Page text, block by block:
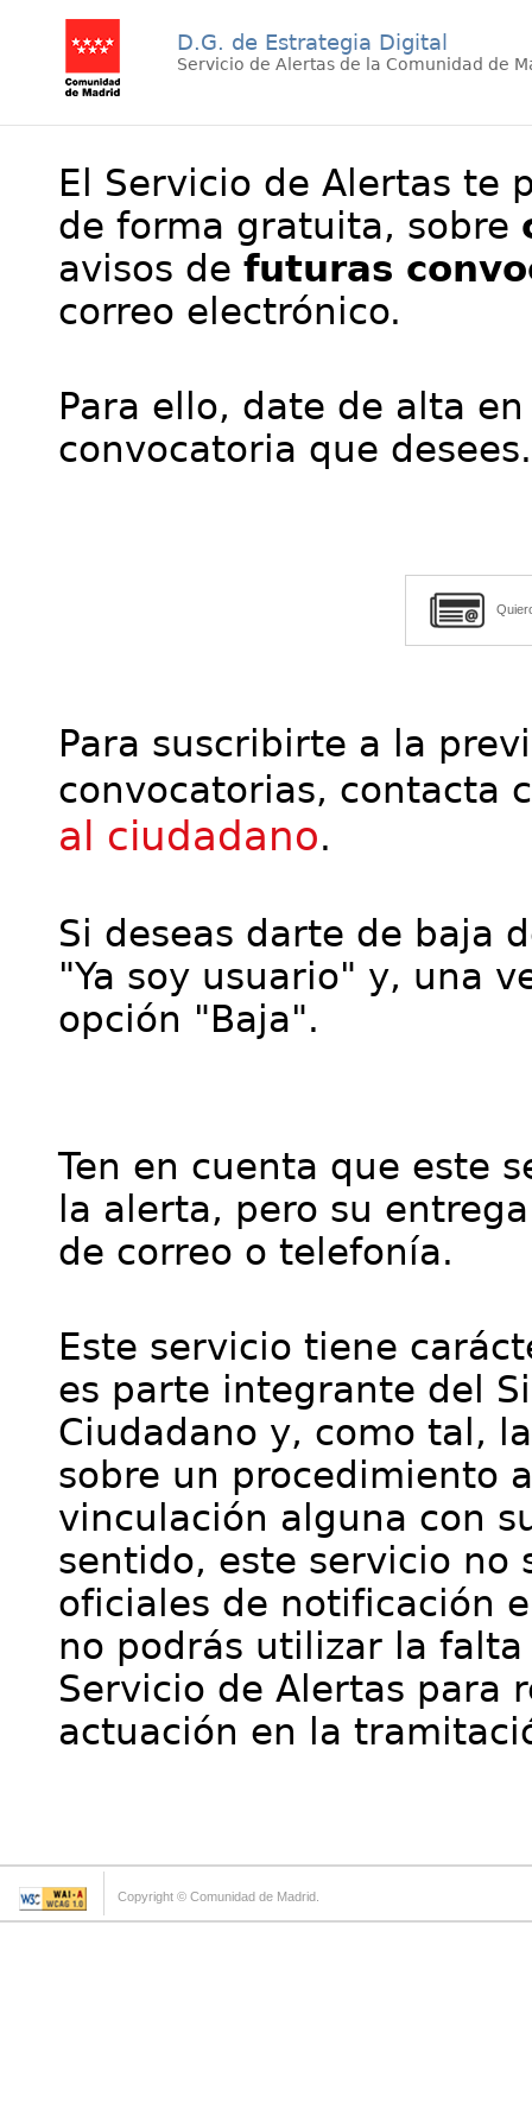
D.G. de Estrategia Digital
Servicio de Alertas de la Comunidad de
El Servicio de Alertas te
de forma gratuita, sobre
avisos de futuras
correo electrónico.
Para ello, date de alta
convocatoria que desees.
Para suscribirte a la
convocatorias, contacta
al ciudadano.
Si deseas darte de baja
"Ya soy usuario" y, una
opción "Baja".
Ten en cuenta que este
la alerta, pero su
de correo o telefonía.
Este servicio tiene
es parte integrante del
Ciudadano y, como tal,
sobre un procedimiento
vinculación alguna con
sentido, este servicio no
oficiales de notificación
no podrás utilizar la
Servicio de Alertas para
actuación en la
Copyright © Comunidad de Madrid.